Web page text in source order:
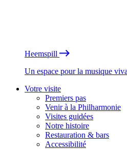
Heemspill
Un espace pour la musique
Votre visite
Premiers pas
Venir à la Philharmonie
Visites guidées
Notre histoire
Restauration & bars
Accessibilité